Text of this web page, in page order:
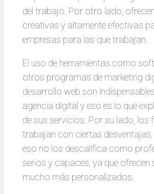
del trabajo. Por otro lado,
creativas y altamente efectivas
empresas para las que trabajan.
El uso de herramientas como
otros programas de marketing
desarrollo web son
agencia digital y eso es lo que
de sus servicios. Por su lado, los
trabajan con ciertas desventajas,
eso no los descalifica como
serios y capaces, ya que ofrecen
mucho más personalizados.